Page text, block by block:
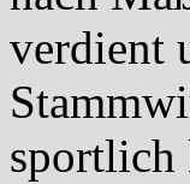
verdient
sportlich